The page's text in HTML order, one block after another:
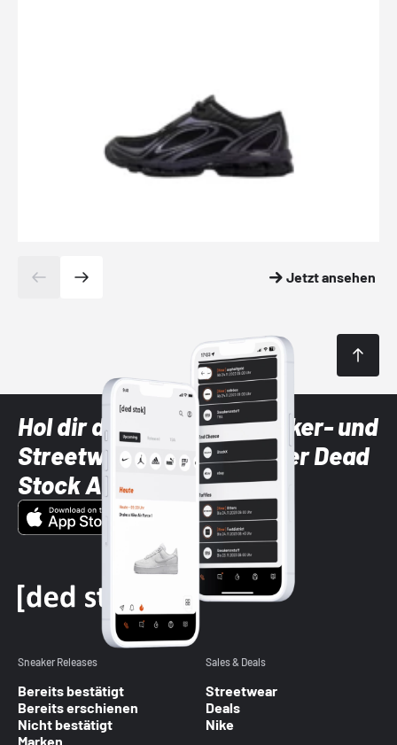
Jetzt ansehen
Hol dir die neuesten Sneaker- und
Streetwear-Brands mit der Dead
Stock App
Sneaker Releases
Bereits bestätigt
Bereits erschienen
Nicht bestätigt
Marken
Sales & Deals
Streetwear
Deals
Nike